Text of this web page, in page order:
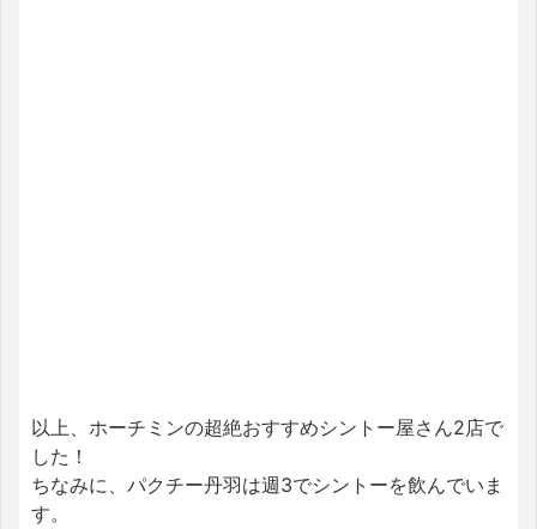
以上、ホーチミンの超絶おすすめシントー屋さん2店で
した！
ちなみに、パクチー丹羽は週3でシントーを飲んでいま
す。